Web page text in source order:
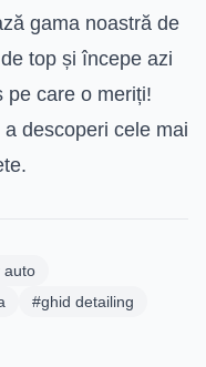
gama noastră de
de top și începe azi
pe care o meriți!
descoperi cele mai
auto
#ghid detailing